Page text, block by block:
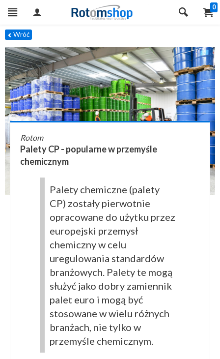
0
Wróć
Rotom
Palety CP - popularne w przemyśle
chemicznym
Palety chemiczne (palety
CP) zostały pierwotnie
opracowane do użytku przez
europejski przemysł
chemiczny w celu
uregulowania standardów
branżowych. Palety te mogą
służyć jako dobry zamiennik
palet euro i mogą być
stosowane w wielu różnych
branżach, nie tylko w
przemyśle chemicznym.